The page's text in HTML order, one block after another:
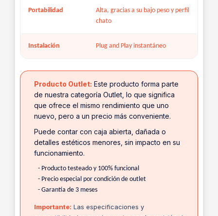
Portabilidad
Alta, gracias a su bajo peso y perfil
chato
Instalación Plug and Play instantáneo
Producto Outlet: Este producto forma parte
de nuestra categoría Outlet, lo que significa
que ofrece el mismo rendimiento que uno
nuevo, pero a un precio más conveniente.
Puede contar con caja abierta, dañada o
detalles estéticos menores, sin impacto en su
funcionamiento.
- Producto testeado y 100% funcional
- Precio especial por condición de outlet
- Garantía de 3 meses
Importante: Las especificaciones y